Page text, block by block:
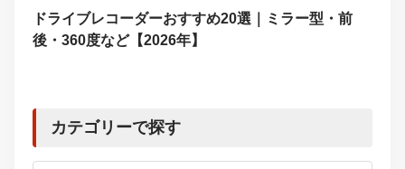
ドライブレコーダーおすすめ20選｜ミラー型・前
後・360度など【2026年】
カテゴリーで探す